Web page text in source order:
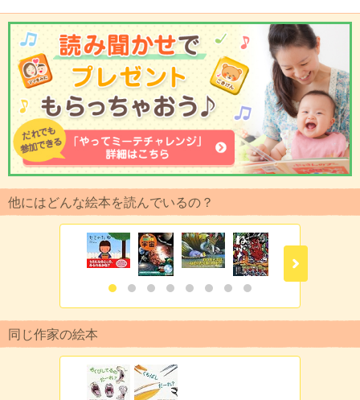
他にはどんな絵本を読んでいるの？
同じ作家の絵本